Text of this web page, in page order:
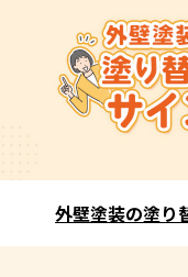
外壁塗装の塗り